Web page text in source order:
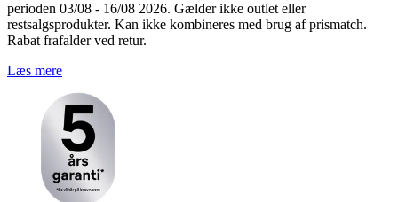
perioden 03/08 - 16/08 2026. Gælder ikke outlet eller
restsalgsprodukter. Kan ikke kombineres med brug af prismatch.
Rabat frafalder ved retur.
Læs mere